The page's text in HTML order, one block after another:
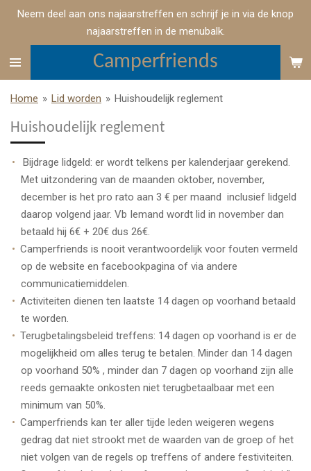
Ga
de
Camperfriends
Neem deel aan ons najaarstreffen en schrijf je in via de knop
najaarstreffen in de menubalk.
Home » Lid worden » Huishoudelijk reglement
Huishoudelijk reglement
Bijdrage lidgeld: er wordt telkens per kalenderjaar gerekend.
Met uitzondering van de maanden oktober, november,
december is het pro rato aan 3 € per maand inclusief lidgeld
daarop volgend jaar. Vb Iemand wordt lid in november dan
betaald hij 6€ + 20€ dus 26€.
Camperfriends is nooit verantwoordelijk voor fouten vermeld
op de website en facebookpagina of via andere
communicatiemiddelen.
Activiteiten dienen ten laatste 14 dagen op voorhand betaald
te worden.
Terugbetalingsbeleid treffens: 14 dagen op voorhand is er de
mogelijkheid om alles terug te betalen. Minder dan 14 dagen
op voorhand 50% , minder dan 7 dagen op voorhand zijn alle
reeds gemaakte onkosten niet terugbetaalbaar met een
minimum van 50%.
Camperfriends kan ter aller tijde leden weigeren wegens
gedrag dat niet strookt met de waarden van de groep of het
niet volgen van de regels op treffens of andere festiviteiten.